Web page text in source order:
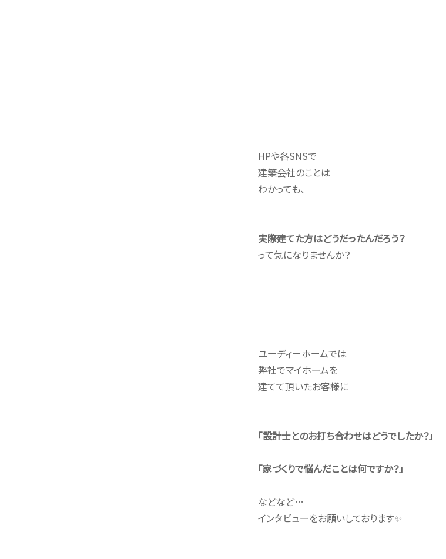
HPや各SNSで
建築会社のことは
わかっても、
実際建てた方はどうだったんだろう？
って気になりませんか？
ユーディーホームでは
弊社でマイホームを
建てて頂いたお客様に
「設計士とのお打ち合わせはどうでしたか？」
「家づくりで悩んだことは何ですか？」
などなど…
インタビューをお願いしております✨